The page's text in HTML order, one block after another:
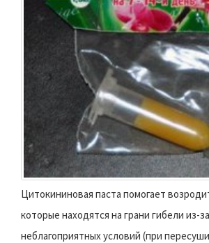
Цитокининовая паста помогает
которые находятся на грани гибели из-за
неблагоприятных условий (при